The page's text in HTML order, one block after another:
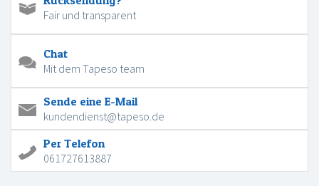
Fair und transparent
Chat
Mit dem Tapeso team
Sende eine E-Mail
kundendienst@tapeso.de
Per Telefon
061727613887